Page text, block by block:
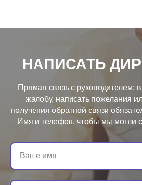
НАПИСАТЬ
Прямая связь с руководителем:
жалобу, написать пожелания
получения обратной связи
Имя и телефон, чтобы мы могли
Ваше имя